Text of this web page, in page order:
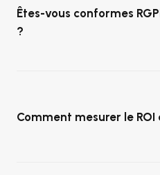
Êtes-vous conformes
?
Comment mesurer le ROI